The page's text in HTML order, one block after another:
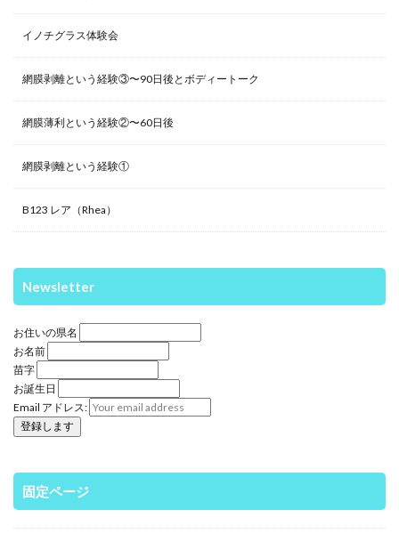
イノチグラス体験会
網膜剥離という経験③〜90日後とボディートーク
網膜薄利という経験②〜60日後
網膜剥離という経験①
B123 レア（Rhea）
Newsletter
お住いの県名
お名前
苗字
お誕生日
Email アドレス:
固定ページ